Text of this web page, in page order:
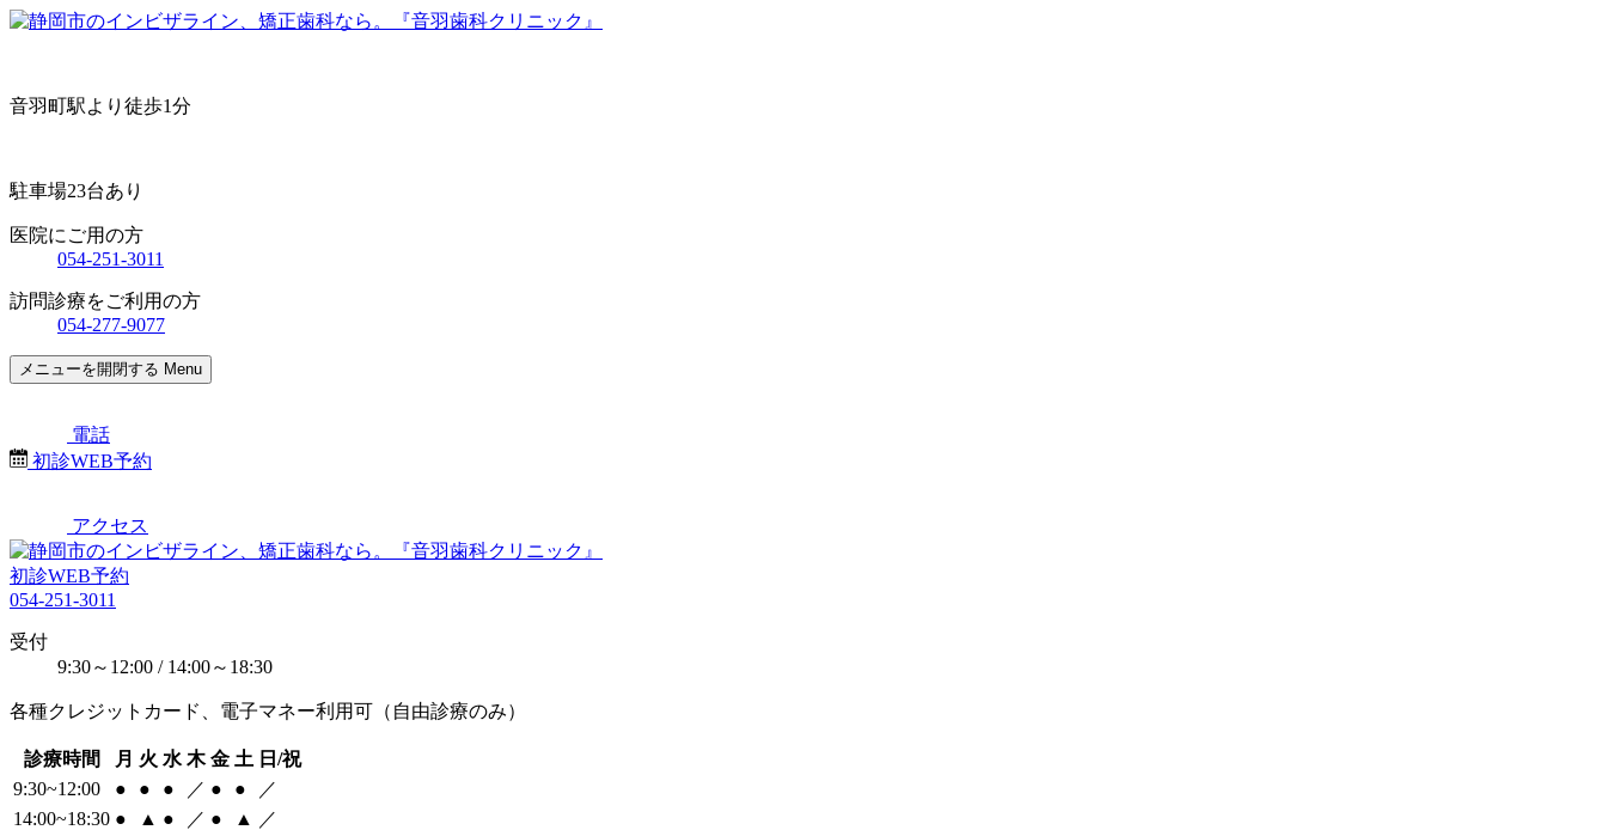
音羽町駅より徒歩1分
駐車場23台あり
医院にご用の方
054-251-3011
訪問診療をご利用の方
054-277-9077
メニューを開閉する Menu
電話
初診WEB予約
アクセス
初診WEB予約
054-251-3011
受付
9:30～12:00 / 14:00～18:30
各種クレジットカード、電子マネー利用可（自由診療のみ）
診療時間 月 火 水 木 金 土 日/祝
9:30~12:00
● ● ● ／ ● ●
／
14:00~18:30 ● ▲ ● ／ ● ▲ ／